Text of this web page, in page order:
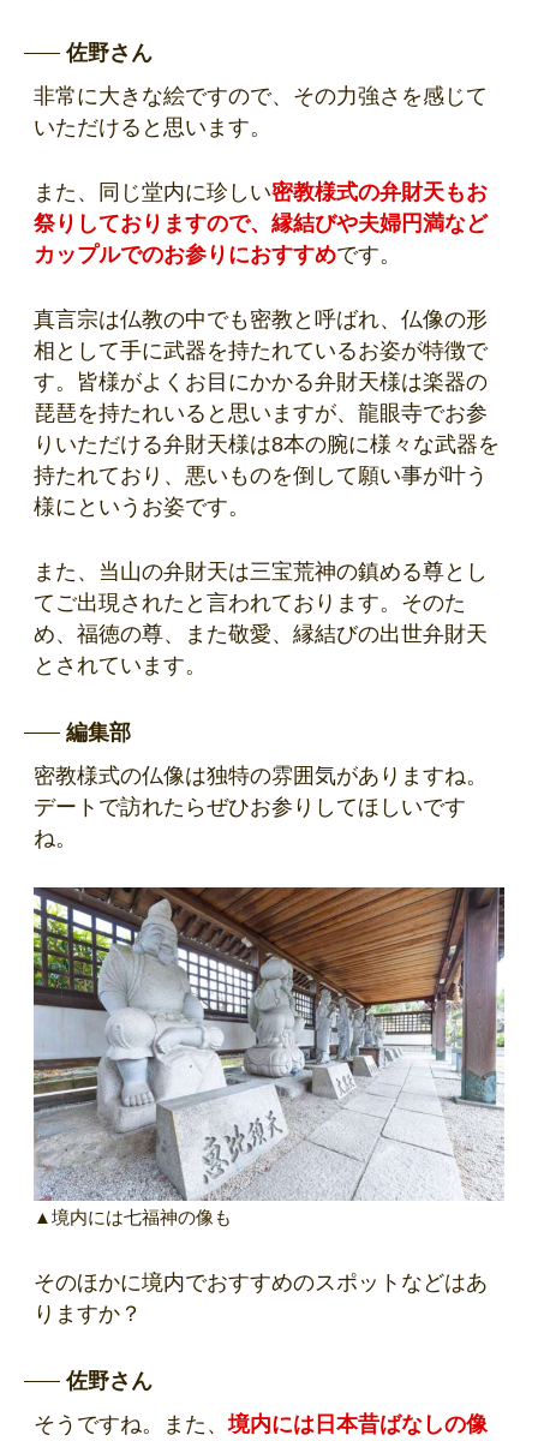
佐野さん
非常に大きな絵ですので、その力強さを感じて
いただけると思います。
また、同じ堂内に珍しい密教様式の弁財天もお
祭りしておりますので、縁結びや夫婦円満など
カップルでのお参りにおすすめです。
真言宗は仏教の中でも密教と呼ばれ、仏像の形
相として手に武器を持たれているお姿が特徴で
す。皆様がよくお目にかかる弁財天様は楽器の
琵琶を持たれいると思いますが、龍眼寺でお参
りいただける弁財天様は8本の腕に様々な武器を
持たれており、悪いものを倒して願い事が叶う
様にというお姿です。
また、当山の弁財天は三宝荒神の鎮める尊とし
てご出現されたと言われております。そのた
め、福徳の尊、また敬愛、縁結びの出世弁財天
とされています。
編集部
密教様式の仏像は独特の雰囲気がありますね。
デートで訪れたらぜひお参りしてほしいです
ね。
▲境内には七福神の像も
そのほかに境内でおすすめのスポットなどはあ
りますか？
佐野さん
そうですね。また、境内には日本昔ばなしの像